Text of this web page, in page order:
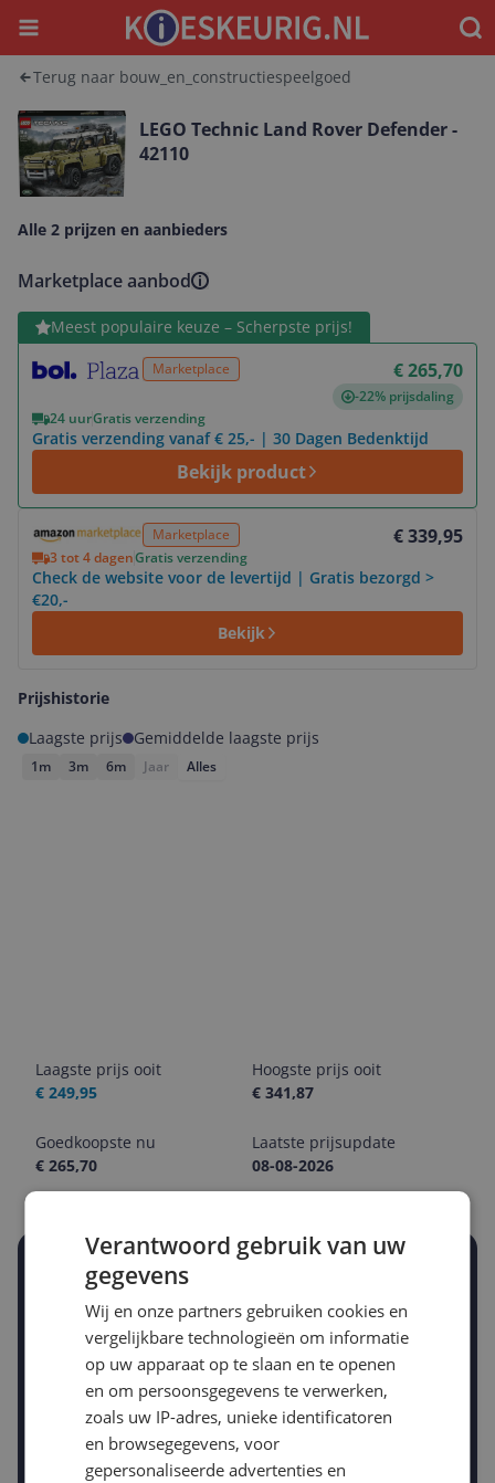
Menu
Terug naar bouw_en_constructiespeelgoed
LEGO Technic Land Rover Defender -
42110
Alle 2 prijzen en aanbieders
Marketplace aanbod
Meest populaire keuze – Scherpste prijs!
Marketplace € 265,70
-22% prijsdaling
24 uurGratis verzending
Gratis verzending vanaf € 25,- | 30 Dagen Bedenktijd
Bekijk product
Bekijk product
Marketplace € 339,95
3 tot 4 dagenGratis verzending
Check de website voor de levertijd | Gratis bezorgd >
€20,-
Bekijk
Prijshistorie
Laagste prijs
Gemiddelde laagste prijs
1m 3m 6m Jaar Alles
Laagste prijs ooit
€ 249,95
Hoogste prijs ooit
€ 341,87
Goedkoopste nu
€ 265,70
Laatste prijsupdate
08-08-2026
Stel een alert in en mis geen prijsdaling
Krijg een seintje zodra de prijs zakt
Jouw e-mailadres
Gewenste daling of bedrag
-5% -10% -15%
Gewenste prijs
Verantwoord gebruik van uw
gegevens
Wij en onze partners gebruiken cookies en
vergelijkbare technologieën om informatie
op uw apparaat op te slaan en te openen
en om persoonsgegevens te verwerken,
zoals uw IP-adres, unieke identificatoren
en browsegegevens, voor
gepersonaliseerde advertenties en